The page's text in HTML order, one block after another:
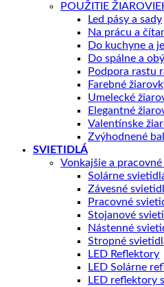
POUŽITIE
Led pásy a sady
Na prácu a
Do kuchyne a
Do spálne a
Podpora rastu
Farebné
Umelecké
Elegantné
Valentínske
Zvýhodnené
SVIETIDLÁ
Vonkajšie a pracovné
Solárne
Závesné
Pracovné
Stojanové
Nástenné
Stropné
LED Reflektory
LED Solárne
LED reflektory